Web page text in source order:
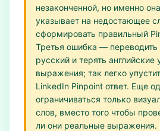
незаконченной, но именно
указывает на недостающее
сформировать правильный
Третья ошибка — переводить
русский и терять английские
выражения; так легко
LinkedIn Pinpoint ответ. Еще
ограничиваться только
слов, вместо того чтобы
ли они реальные выражения.